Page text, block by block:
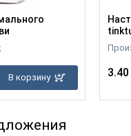
В корзину 3.40